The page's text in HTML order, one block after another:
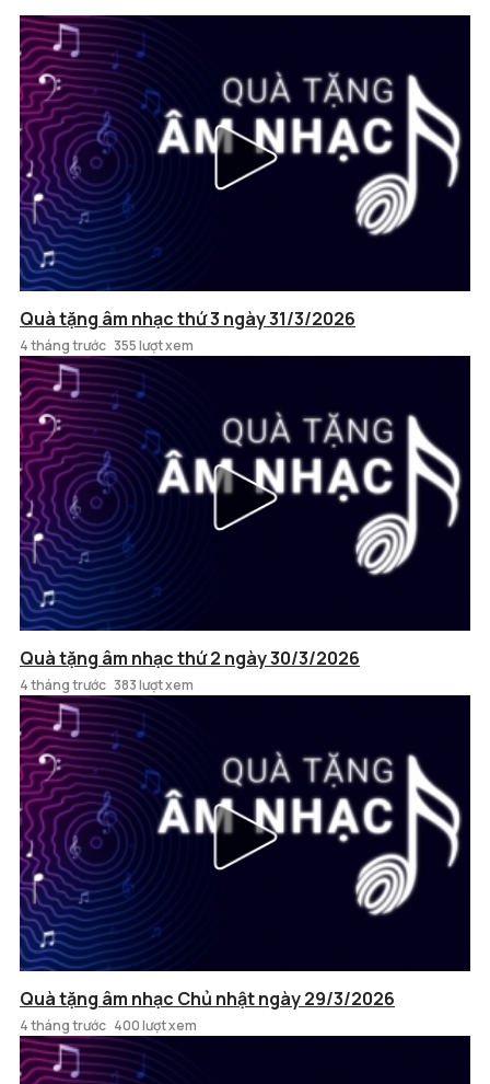
Quà tặng âm nhạc thứ 3 ngày 31/3/2026
4 tháng trước 355 lượt xem
Quà tặng âm nhạc thứ 2 ngày 30/3/2026
4 tháng trước 383 lượt xem
Quà tặng âm nhạc Chủ nhật ngày 29/3/2026
4 tháng trước 400 lượt xem